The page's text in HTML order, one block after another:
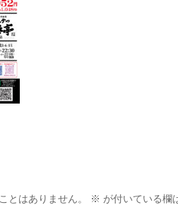
とはありません。 ※ が付いている欄